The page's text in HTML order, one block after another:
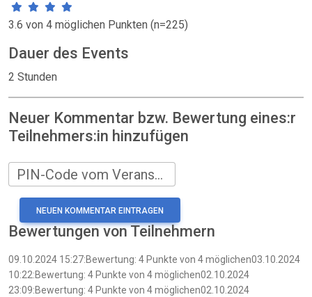
3.6 von 4 möglichen Punkten (n=225)
Dauer des Events
2 Stunden
Neuer Kommentar bzw. Bewertung eines:r
Teilnehmers:in hinzufügen
PIN-Code vom Veranstalter
Bewertungen von Teilnehmern
09.10.2024 15:27:Bewertung: 4 Punkte von 4 möglichen03.10.2024
10:22:Bewertung: 4 Punkte von 4 möglichen02.10.2024
23:09:Bewertung: 4 Punkte von 4 möglichen02.10.2024